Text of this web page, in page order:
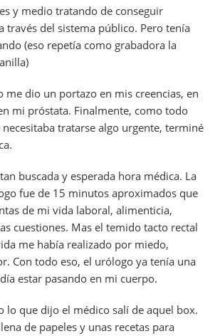
y medio tratando de conseguir
través del sistema público. Pero tenía
(eso repetía como grabadora la
me dio un portazo en mis creencias, en
mi próstata. Finalmente, como todo
tratarse algo urgente, terminé
buscada y esperada hora médica. La
fue de 15 minutos aproximados que
de mi vida laboral, alimenticia,
cuestiones. Mas el temido tacto rectal
me había realizado por miedo,
Con todo eso, el urólogo ya tenía una
estar pasando en mi cuerpo.
lo que dijo el médico salí de aquel box.
de papeles y unas recetas para